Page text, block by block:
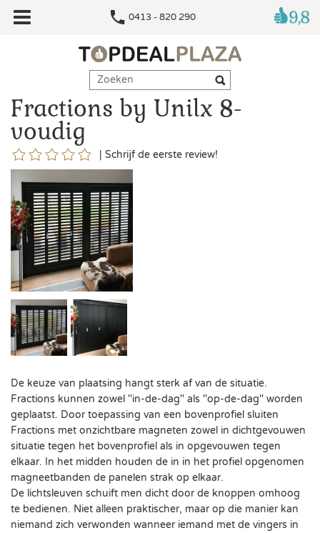
0413 - 820 290
Fractions by Unilx 8-
voudig
| Schrijf de eerste review!
De keuze van plaatsing hangt sterk af van de situatie.
Fractions kunnen zowel ''in-de-dag'' als ''op-de-dag'' worden
geplaatst. Door toepassing van een bovenprofiel sluiten
Fractions met onzichtbare magneten zowel in dichtgevouwen
situatie tegen het bovenprofiel als in opgevouwen tegen
elkaar. In het midden houden de in in het profiel opgenomen
magneetbanden de panelen strak op elkaar.
De lichtsleuven schuift men dicht door de knoppen omhoog
te bedienen. Niet alleen praktischer, maar op die manier kan
niemand zich verwonden wanneer iemand met de vingers in